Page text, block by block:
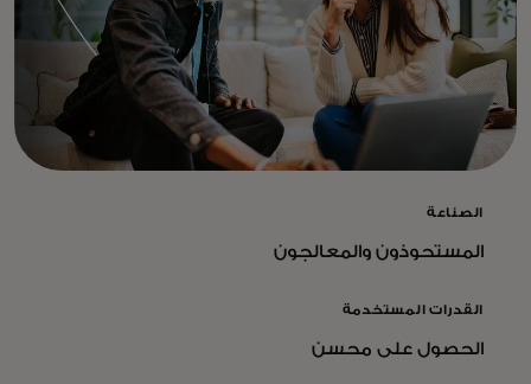
الصناعة
المستحوذون والمعالجون
القدرات المستخدمة
الحصول على محسن